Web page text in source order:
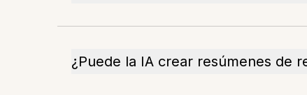
¿Puede la IA crear resúmenes de